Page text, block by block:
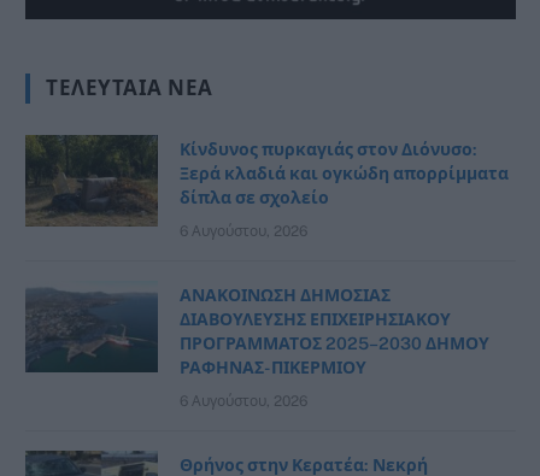
ΤΕΛΕΥΤΑΊΑ ΝΈΑ
Κίνδυνος πυρκαγιάς στον Διόνυσο:
Ξερά κλαδιά και ογκώδη απορρίμματα
δίπλα σε σχολείο
6 Αυγούστου, 2026
ΑΝΑΚΟΙΝΩΣΗ ΔΗΜΟΣΙΑΣ
ΔΙΑΒΟΥΛΕΥΣΗΣ ΕΠΙΧΕΙΡΗΣΙΑΚΟΥ
ΠΡΟΓΡΑΜΜΑΤΟΣ 2025–2030 ΔΗΜΟΥ
ΡΑΦΗΝΑΣ- ΠΙΚΕΡΜΙΟΥ
6 Αυγούστου, 2026
Θρήνος στην Κερατέα: Νεκρή